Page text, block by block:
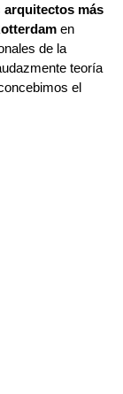
arquitectos más
en
de la
teoría
el